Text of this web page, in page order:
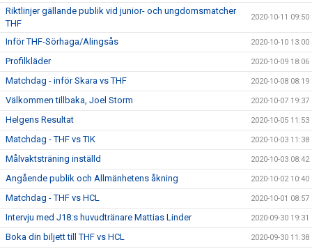
Riktlinjer gällande publik vid junior- och ungdomsmatcher
THF
2020-10-11 09:50
Inför THF-Sörhaga/Alingsås 2020-10-10 13:00
Profilkläder 2020-10-09 18:06
Matchdag - inför Skara vs THF 2020-10-08 08:19
Välkommen tillbaka, Joel Storm 2020-10-07 19:37
Helgens Resultat 2020-10-05 11:53
Matchdag - THF vs TIK 2020-10-03 11:38
Målvaktsträning inställd 2020-10-03 08:42
Angående publik och Allmänhetens åkning 2020-10-02 10:40
Matchdag - THF vs HCL 2020-10-01 08:57
Intervju med J18:s huvudtränare Mattias Linder 2020-09-30 19:31
Boka din biljett till THF vs HCL 2020-09-30 11:38